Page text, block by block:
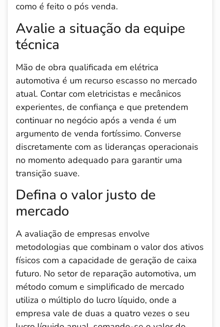
como é feito o pós venda.
Avalie a situação da equipe
técnica
Mão de obra qualificada em elétrica
automotiva é um recurso escasso no mercado
atual. Contar com eletricistas e mecânicos
experientes, de confiança e que pretendem
continuar no negócio após a venda é um
argumento de venda fortíssimo. Converse
discretamente com as lideranças operacionais
no momento adequado para garantir uma
transição suave.
Defina o valor justo de
mercado
A avaliação de empresas envolve
metodologias que combinam o valor dos ativos
físicos com a capacidade de geração de caixa
futuro. No setor de reparação automotiva, um
método comum e simplificado de mercado
utiliza o múltiplo do lucro líquido, onde a
empresa vale de duas a quatro vezes o seu